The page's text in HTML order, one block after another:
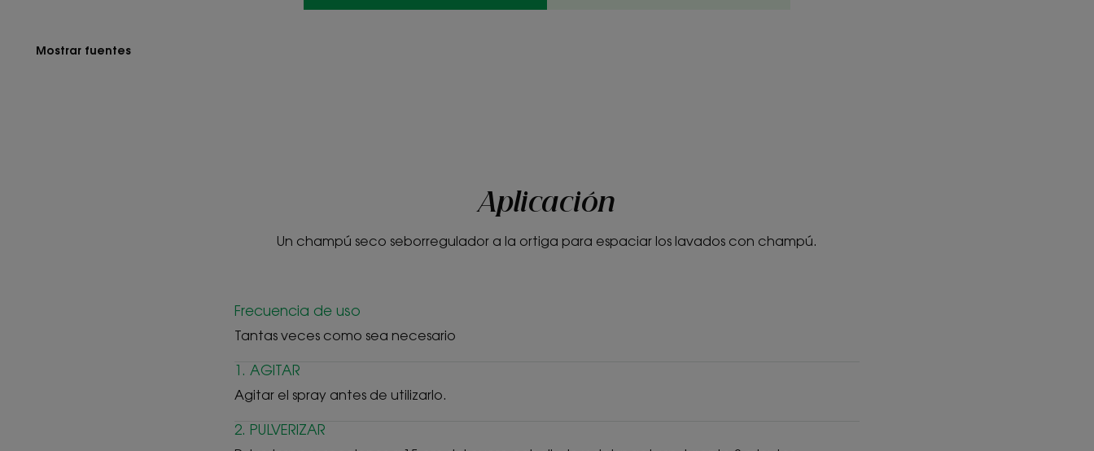
Mostrar fuentes
Aplicación
Un champú seco seborregulador a la ortiga para espaciar los lavados con champú.
Frecuencia de uso
Tantas veces como sea necesario
1. AGITAR
Agitar el spray antes de utilizarlo.
2. PULVERIZAR